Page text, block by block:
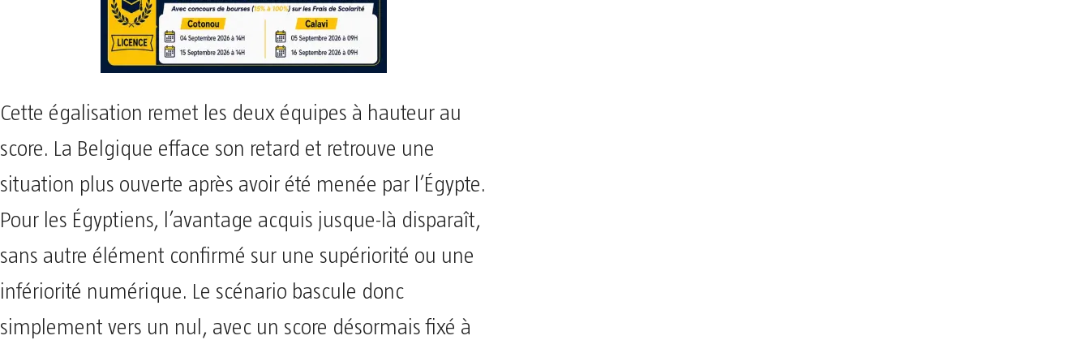
Cette égalisation remet les deux équipes à hauteur au
score. La Belgique efface son retard et retrouve une
situation plus ouverte après avoir été menée par l’Égypte.
Pour les Égyptiens, l’avantage acquis jusque-là disparaît,
sans autre élément confirmé sur une supériorité ou une
infériorité numérique. Le scénario bascule donc
simplement vers un nul, avec un score désormais fixé à